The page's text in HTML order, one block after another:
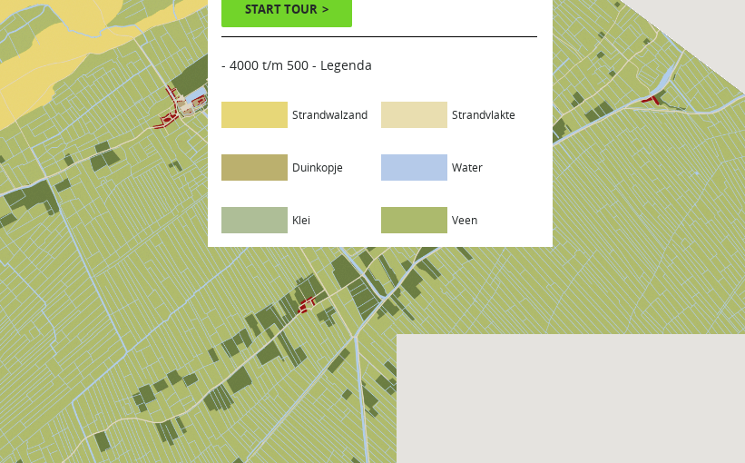
START TOUR
- 4000 t/m 500 - Legenda
Strandwalzand Strandvlakte
Duinkopje Water
Klei Veen